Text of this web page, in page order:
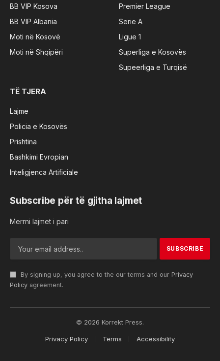
BB VIP Kosova
BB VIP Albania
Moti në Kosovë
Moti në Shqipëri
Premier League
Serie A
Ligue 1
Superliga e Kosovës
Supeerliga e Turqisë
TË TJERA
Lajme
Policia e Kosovës
Prishtina
Bashkimi Evropian
Inteligjenca Artificiale
Subscribe për të gjitha lajmet
Merrni lajmet i pari
By signing up, you agree to the our terms and our Privacy
Policy agreement.
© 2026 Korrekt Press.
Privacy Policy Terms Accessibility